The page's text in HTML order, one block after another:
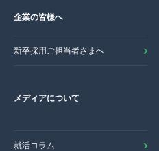
企業の皆様へ
新卒採用ご担当者さまへ
メディアについて
就活コラム